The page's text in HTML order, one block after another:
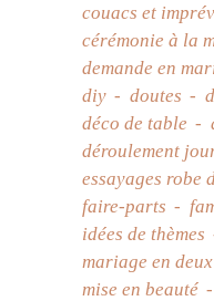
couacs et
cérémonie à la
demande en
diy
doutes
déco de table
déroulement
essayages robe
faire-parts
idées de thèmes
mariage en
mise en beauté